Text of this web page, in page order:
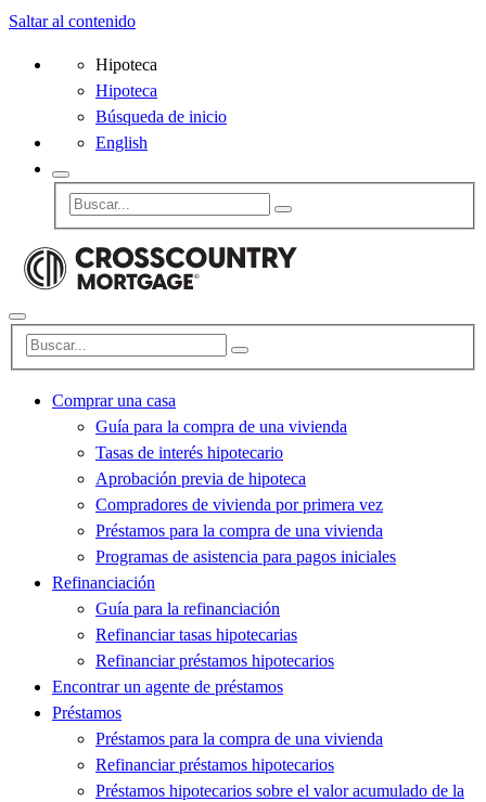
Saltar al contenido
Hipoteca
Hipoteca
Búsqueda de inicio
English
Comprar una casa
Guía para la compra de una vivienda
Tasas de interés hipotecario
Aprobación previa de hipoteca
Compradores de vivienda por primera vez
Préstamos para la compra de una vivienda
Programas de asistencia para pagos iniciales
Refinanciación
Guía para la refinanciación
Refinanciar tasas hipotecarias
Refinanciar préstamos hipotecarios
Encontrar un agente de préstamos
Préstamos
Préstamos para la compra de una vivienda
Refinanciar préstamos hipotecarios
Préstamos hipotecarios sobre el valor acumulado de la